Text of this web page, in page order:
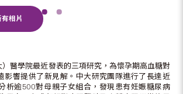
醫學院最近發表的三項研究，為懷孕期高血糖對
影響提供了新見解。中大研究團隊進行了長達近
析逾500對母親子女組合，發現患有妊娠糖尿病